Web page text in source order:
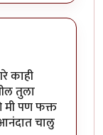
काही
तुला
पण फक्त
चालु